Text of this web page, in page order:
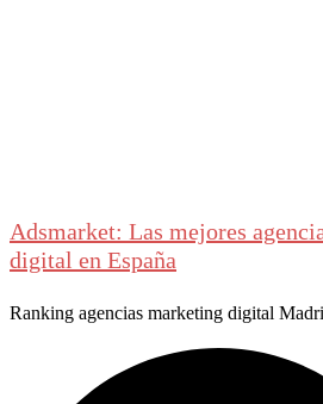
Adsmarket: Las mejores
digital en España
Ranking agencias marketing digital